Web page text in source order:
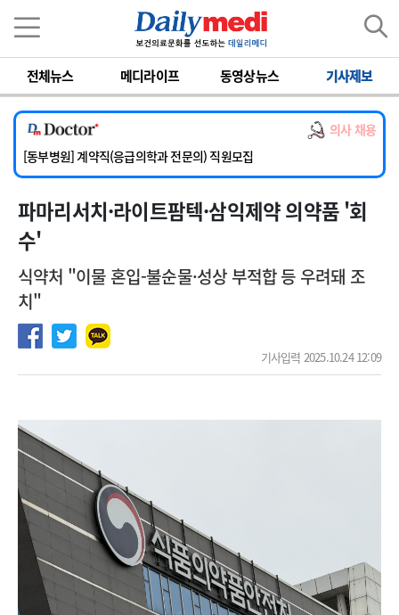
전체뉴스 메디라이프 동영상뉴스 기사제보
의사 채용
[서울아산병원] 2026년 하반기 인턴 모집
[영남대학교의료원] 마취통증의학과 임기제 임상의사 채용
[충남대학교병원] 소아청소년과(소아응급전담) 계약직 의사 공개채용
[동부병원] 계약직(응급의학과 전문의) 직원모집
[이대목동병원] 하반기 전공의(레지던트1년차) 모집
[서울아산병원] 2026년 하반기 인턴 모집
[영남대학교의료원] 마취통증의학과 임기제 임상의사 채용
파마리서치·라이트팜텍·삼익제약 의약품 '회
수'
식약처 "이물 혼입-불순물·성상 부적합 등 우려돼 조
치"
기사입력 2025.10.24 12:09